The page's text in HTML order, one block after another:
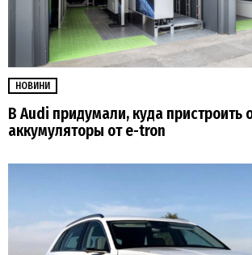
НОВИНИ
В Audi придумали, куда пристроить
аккумуляторы от e-tron